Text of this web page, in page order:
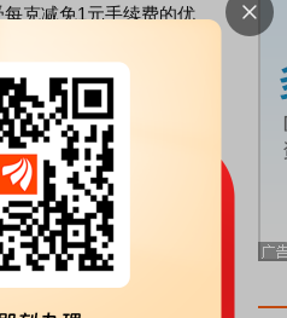
克减免1元手续费的优
客户办理业务。
务普遍推出夜盘，主要
主要在欧美，由于时差
动、次日开盘被套”的被
言，此举可以优化对投